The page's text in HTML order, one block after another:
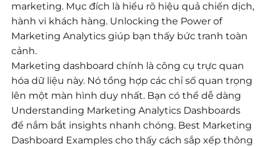
marketing. Mục đích là hiểu rõ hiệu quả chiến dịch,
hành vi khách hàng. Unlocking the Power of
Marketing Analytics giúp bạn thấy bức tranh toàn
cảnh.
Marketing dashboard chính là công cụ trực quan
hóa dữ liệu này. Nó tổng hợp các chỉ số quan trọng
lên một màn hình duy nhất. Bạn có thể dễ dàng
Understanding Marketing Analytics Dashboards
để nắm bắt insights nhanh chóng. Best Marketing
Dashboard Examples cho thấy cách sắp xếp thông